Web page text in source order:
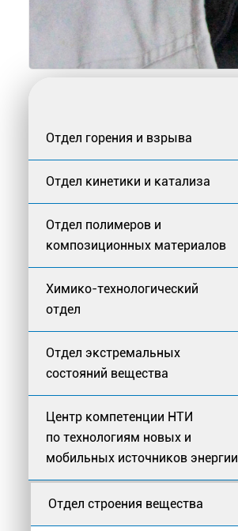
Отдел горения и взрыва
Отдел кинетики и катализа
Отдел полимеров и
композиционных материалов
Химико-технологический
отдел
Отдел экстремальных
состояний вещества
Центр компетенции НТИ
по технологиям новых и
мобильных источников энергии
Отдел строения вещества